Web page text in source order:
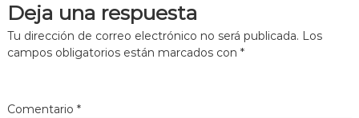
Deja una respuesta
Tu dirección de correo electrónico no será publicada. Los
campos obligatorios están marcados con *
Comentario *